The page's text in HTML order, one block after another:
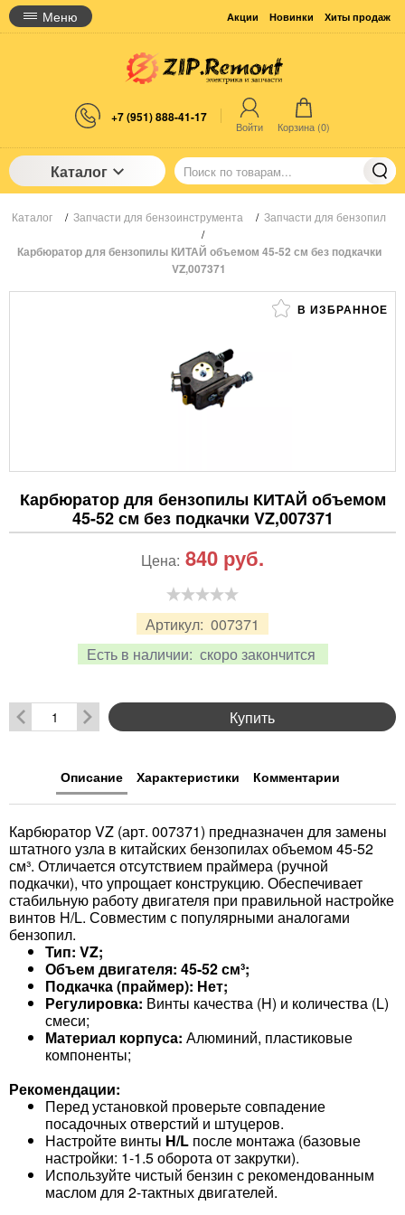
Меню Акции Новинки Хиты продаж
+7 (951) 888-41-17
Войти Корзина (0)
Каталог
Каталог / Запчасти для бензоинструмента / Запчасти для бензопил
/
Карбюратор для бензопилы КИТАЙ объемом 45-52 см без подкачки
VZ,007371
В ИЗБРАННОЕ
Карбюратор для бензопилы КИТАЙ объемом
45-52 см без подкачки VZ,007371
Артикул: 007371
Есть в наличии: скоро закончится
Цена: 840 руб.
Купить
Описание Характеристики Комментарии
Карбюратор VZ (арт. 007371) предназначен для замены
штатного узла в китайских бензопилах объемом 45-52
см³. Отличается отсутствием праймера (ручной
подкачки), что упрощает конструкцию. Обеспечивает
стабильную работу двигателя при правильной настройке
винтов H/L. Совместим с популярными аналогами
бензопил.
Тип: VZ;
Объем двигателя: 45-52 см³;
Подкачка (праймер): Нет;
Регулировка: Винты качества (H) и количества (L)
смеси;
Материал корпуса: Алюминий, пластиковые
компоненты;
Рекомендации:
Перед установкой проверьте совпадение
посадочных отверстий и штуцеров.
Настройте винты H/L после монтажа (базовые
настройки: 1-1.5 оборота от закрутки).
Используйте чистый бензин с рекомендованным
маслом для 2-тактных двигателей.